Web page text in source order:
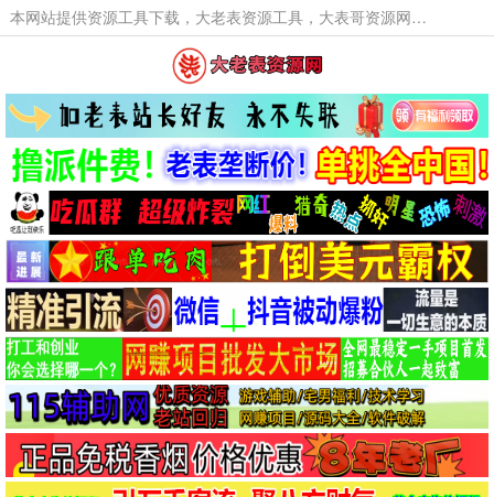
本网站提供资源工具下载，大老表资源工具，大表哥资源网软件工具，大老表资源下载，活动线报福利资源分享,活动线报，大型网游经典游戏，网络热门技术游戏辅助交流与分享。